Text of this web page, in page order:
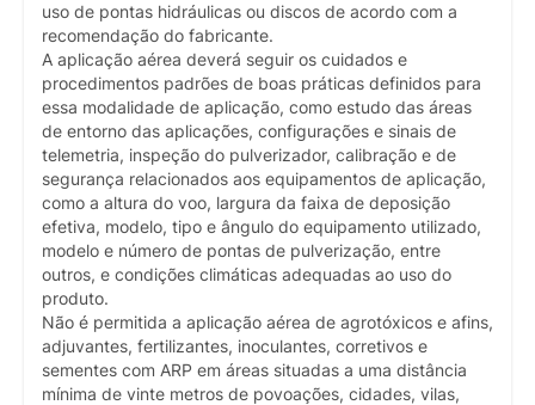
uso de pontas hidráulicas ou discos de acordo com a
recomendação do fabricante.
A aplicação aérea deverá seguir os cuidados e
procedimentos padrões de boas práticas definidos para
essa modalidade de aplicação, como estudo das áreas
de entorno das aplicações, configurações e sinais de
telemetria, inspeção do pulverizador, calibração e de
segurança relacionados aos equipamentos de aplicação,
como a altura do voo, largura da faixa de deposição
efetiva, modelo, tipo e ângulo do equipamento utilizado,
modelo e número de pontas de pulverização, entre
outros, e condições climáticas adequadas ao uso do
produto.
Não é permitida a aplicação aérea de agrotóxicos e afins,
adjuvantes, fertilizantes, inoculantes, corretivos e
sementes com ARP em áreas situadas a uma distância
mínima de vinte metros de povoações, cidades, vilas,